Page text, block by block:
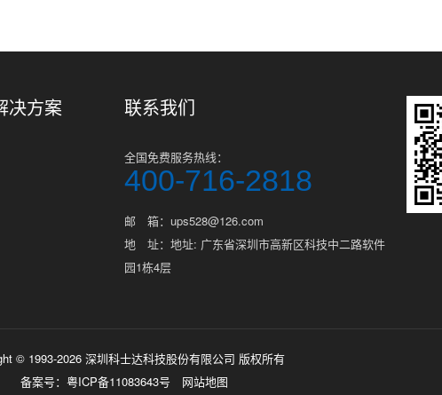
决方案 联系我们
全国免费服务热线：
400-716-2818
邮 箱：ups528@126.com
地 址：地址: 广东省深圳市高新区科技中二路软件
园1栋4层
© 1993-2026 深圳科士达科技股份有限公司 版权所有
备案号： 粤ICP备11083643号 网站地图